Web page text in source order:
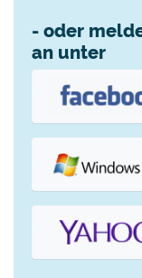
- oder
an unter